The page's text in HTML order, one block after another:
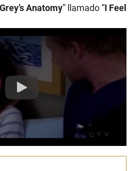
Grey’s Anatomy” llamado “I Feel
Play